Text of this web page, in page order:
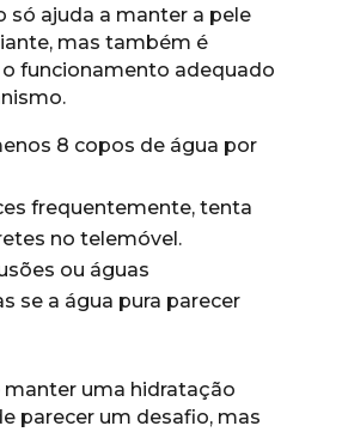
só ajuda a manter a pele
mas também é
o funcionamento adequado
8 copos de água por
frequentemente, tenta
no telemóvel.
ou águas
se a água pura parecer
manter uma hidratação
parecer um desafio, mas